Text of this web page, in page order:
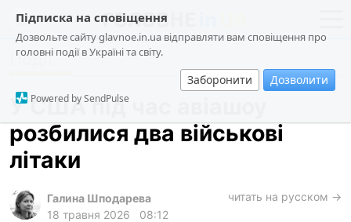
Підписка на сповіщення
Дозвольте сайту glavnoe.in.ua відправляти вам сповіщення про
головні події в Україні та світу.
Заборонити Дозволити
Powered by SendPulse
новини
про проєкт
суспільство
події
Події
У США під час авіашоу
розбилися два військові
літаки
Галина Шподарева
18 травня 2026
08:12
читать на русском →